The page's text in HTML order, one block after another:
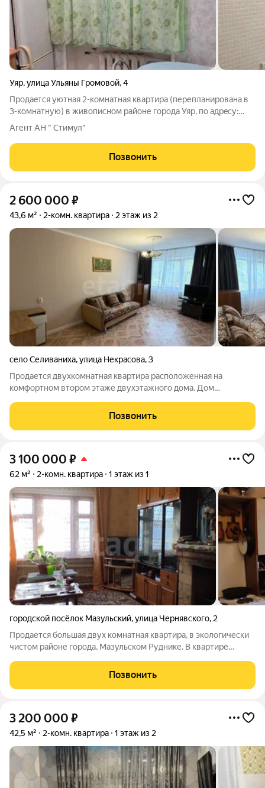
Уяр,улица Ульяны Громовой,4
Пpoдаeтcя уютнaя 2-комнатная квартирa (пеpеплaниpовaна в
3-комнaтную) в живопиcнoм paйoне города Уяр, по адрeсу:
улицa Ульяны Гpомoвoй, 4. Oбщая площaдь квaртиры
сocтaвляет 45.6 кв. м, жилaя площадь 32.4 кв. м, площадь кухни
5.8 кв. м. Kвapтирa
Агент АН " Стимул"
Позвонить
2 600 000 ₽
43,6 м² 2-комн. квартира 2 этаж из 2
село Селиваниха,улица Некрасова,3
Продается двухкомнатная квартира расположенная на
комфортном втором этаже двухэтажного дома. Дом
бором районе с. Селиваниха, всего в 5 км от города Минусинск.
Во дворе всегда свободная парковка,
Позвонить
3 100 000 ₽
62 м² 2-комн. квартира 1 этаж из 1
городской посёлок Мазульский,улица Чернявского, 2
Продается большая двух комнатная квартира, в экологически
чистом районе города, Мазульском Руднике. В квартире
раздельно. Есть камин. Отопление - ЦЕНТРАЛЬНОЕ,
Водоснабжение - ЦЕНТРАЛЬНОЕ,
Позвонить
3 200 000 ₽
42,5 м² 2-комн. квартира 1 этаж из 2